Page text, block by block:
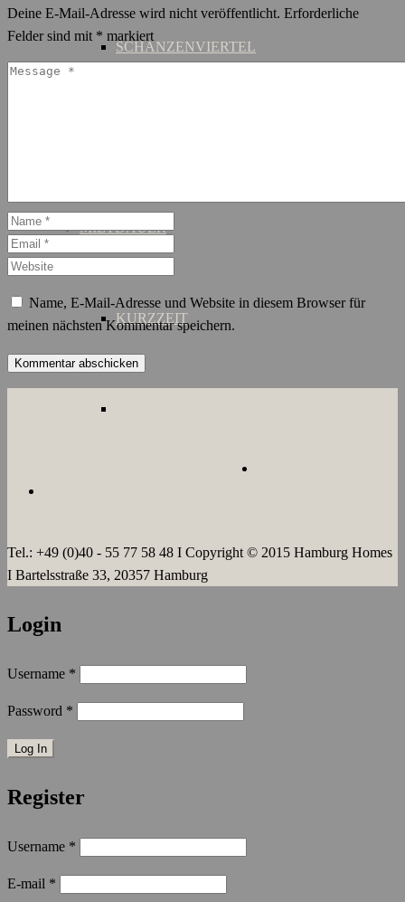
SCHANZENVIERTEL
MIETDAUER
KURZZEIT
Deine E-Mail-Adresse wird nicht veröffentlicht. Erforderliche
Felder sind mit * markiert
Name, E-Mail-Adresse und Website in diesem Browser für
meinen nächsten Kommentar speichern.
Tel.: +49 (0)40 - 55 77 58 48 I Copyright © 2015 Hamburg Homes
I Bartelsstraße 33, 20357 Hamburg
Login
Username *
Password *
Register
Username *
E-mail *